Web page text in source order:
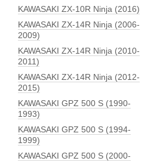
KAWASAKI ZX-10R Ninja (2016)
KAWASAKI ZX-14R Ninja (2006-
2009)
KAWASAKI ZX-14R Ninja (2010-
2011)
KAWASAKI ZX-14R Ninja (2012-
2015)
KAWASAKI GPZ 500 S (1990-
1993)
KAWASAKI GPZ 500 S (1994-
1999)
KAWASAKI GPZ 500 S (2000-